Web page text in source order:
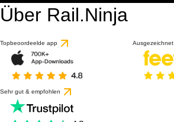
Über Rail.Ninja
Topbeoordeelde app Ausgezeichnet
Sehr gut & empfohlen